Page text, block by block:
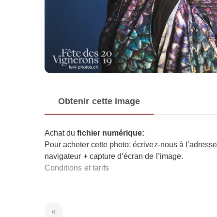
Obtenir cette image
Achat du fichier numérique:
Pour acheter cette photo; écrivez-nous à l’adresse
navigateur + capture d’écran de l’image.
Conditions et tarifs